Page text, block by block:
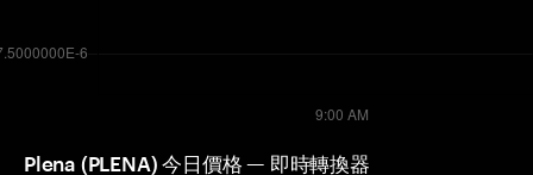
Plena (PLENA) 今日價格 — 即時轉換器